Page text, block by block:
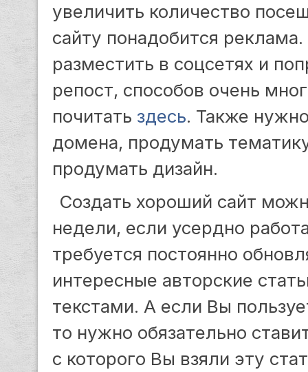
увеличить количество
сайту понадобится
разместить в соцсетях и
репост, способов очень
почитать здесь. Также
домена, продумать
продумать дизайн.
Создать хороший сайт
недели, если усердно
требуется постоянно
интересные авторские
текстами. А если Вы
то нужно обязательно
с которого Вы взяли эту